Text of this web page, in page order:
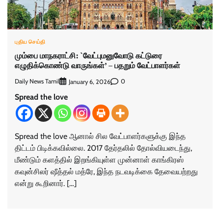
புதிய செய்தி
மும்பை மாநகராட்சி: `வேட்புமனுவோடு கட்டுரை
எழுதிக்கொண்டு வாருங்கள்’ – பதறும் வேட்பாளர்கள்
Daily News Tamil January 6, 2026 0
Spread the love
Spread the love ஆனால் சில வேட்பாளர்களுக்கு இந்த
திட்டம் பிடிக்கவில்லை. 2017 தேர்தலில் தோல்வியடைந்து,
மீண்டும் களத்தில் இறங்கியுள்ள முன்னாள் காங்கிரஸ்
கவுன்சிலர் ஷீத்தல் மத்ரே, இந்த நடவடிக்கை தேவையற்றது
என்று கூறினார். […]